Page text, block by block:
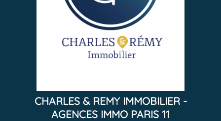
CHARLES & REMY IMMOBILIER -
AGENCES IMMO PARIS 11